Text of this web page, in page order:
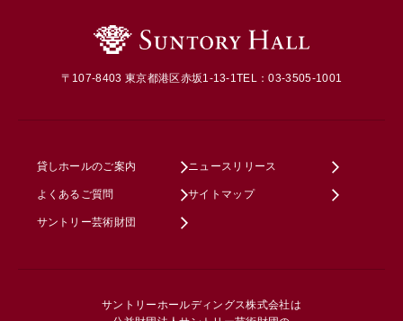
〒107-8403 東京都港区赤坂1-13-1TEL：03-3505-1001
貸しホールのご案内 ニュースリリース
よくあるご質問 サイトマップ
サントリー芸術財団
サントリーホールディングス株式会社は